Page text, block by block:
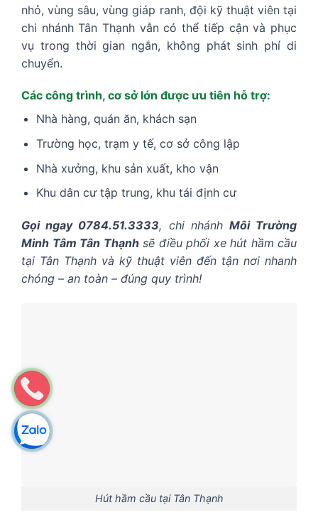
nhỏ, vùng sâu, vùng giáp ranh, đội kỹ thuật viên tại
chi nhánh Tân Thạnh vẫn có thể tiếp cận và phục
vụ trong thời gian ngắn, không phát sinh phí di
chuyển.
Các công trình, cơ sở lớn được ưu tiên hỗ trợ:
Nhà hàng, quán ăn, khách sạn
Trường học, trạm y tế, cơ sở công lập
Nhà xưởng, khu sản xuất, kho vận
Khu dân cư tập trung, khu tái định cư
Gọi ngay 0784.51.3333, chi nhánh Môi Trường
Minh Tâm Tân Thạnhsẽ điều phối xe hút hầm cầu
tại Tân Thạnh và kỹ thuật viên đến tận nơi nhanh
chóng – an toàn – đúng quy trình!
Hút hầm cầu tại Tân Thạnh